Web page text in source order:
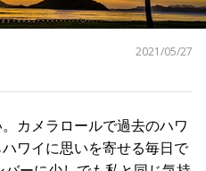
2021/05/27
カメラロールで過去のハワ
ワイに思いを寄せる毎日で